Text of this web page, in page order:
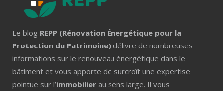
Le blog REPP (Rénovation Énergétique pour la
Protection du Patrimoine) délivre de nombreuses
informations sur le renouveau énergétique dans le
bâtiment et vous apporte de surcroît une expertise
pointue sur l’immobilier au sens large. Il vous